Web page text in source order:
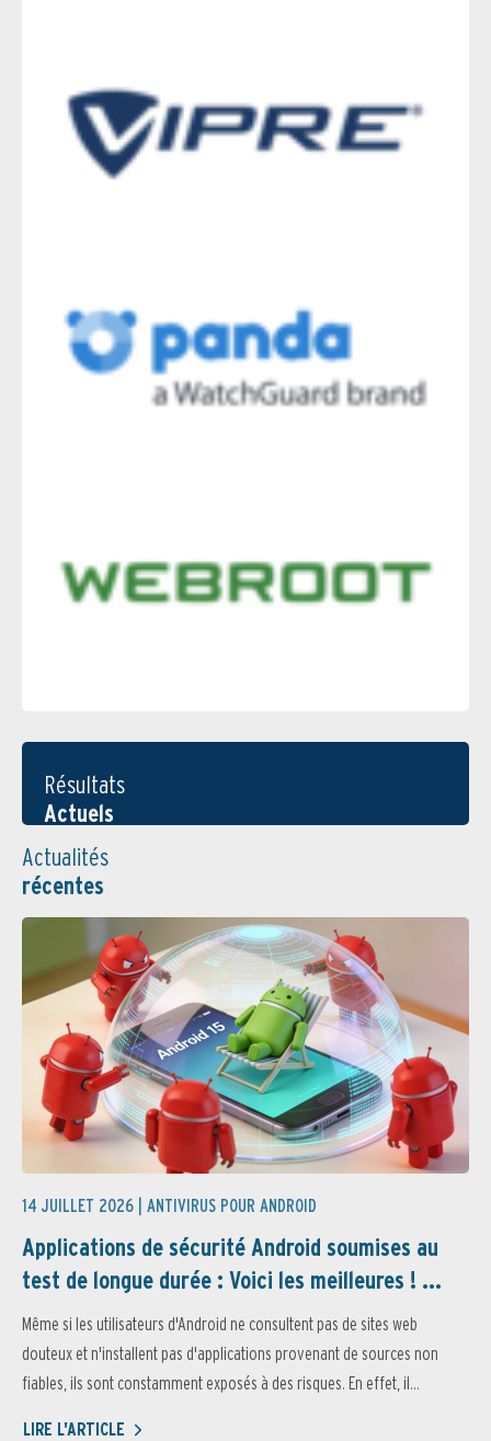
Résultats
Actuels
Actualités
récentes
14 JUILLET 2026 | ANTIVIRUS POUR ANDROID
Applications de sécurité Android soumises au
test de longue durée : Voici les meilleures ! ...
Même si les utilisateurs d'Android ne consultent pas de sites web
douteux et n'installent pas d'applications provenant de sources non
fiables, ils sont constamment exposés à des risques. En effet, il...
LIRE L'ARTICLE